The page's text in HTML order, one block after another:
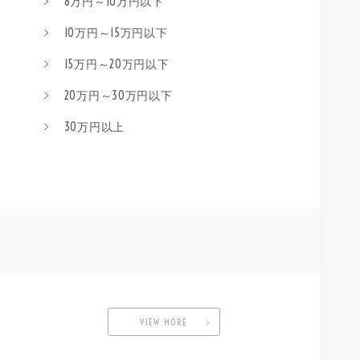
10万円～15万円以下
15万円～20万円以下
20万円～30万円以下
30万円以上
VIEW MORE